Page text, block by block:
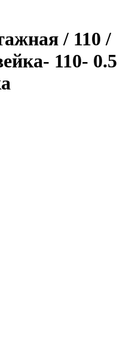
/ 110 /
110- 0.5